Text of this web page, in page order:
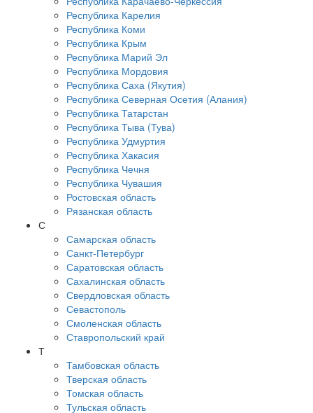
Республика Карелия
Республика Коми
Республика Крым
Республика Марий Эл
Республика Мордовия
Республика Саха (Якутия)
Республика Северная Осетия (Алания)
Республика Татарстан
Республика Тыва (Тува)
Республика Удмуртия
Республика Хакасия
Республика Чечня
Республика Чувашия
Ростовская область
Рязанская область
С
Самарская область
Санкт-Петербург
Саратовская область
Сахалинская область
Свердловская область
Севастополь
Смоленская область
Ставропольский край
Т
Тамбовская область
Тверская область
Томская область
Тульская область